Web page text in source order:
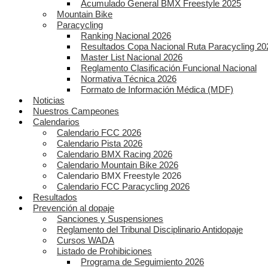
Acumulado General BMX Freestyle 2025
Mountain Bike
Paracycling
Ranking Nacional 2026
Resultados Copa Nacional Ruta Paracycling
Master List Nacional 2026
Reglamento Clasificación Funcional Nacional
Normativa Técnica 2026
Formato de Información Médica (MDF)
Noticias
Nuestros Campeones
Calendarios
Calendario FCC 2026
Calendario Pista 2026
Calendario BMX Racing 2026
Calendario Mountain Bike 2026
Calendario BMX Freestyle 2026
Calendario FCC Paracycling 2026
Resultados
Prevención al dopaje
Sanciones y Suspensiones
Reglamento del Tribunal Disciplinario Antidopaje
Cursos WADA
Listado de Prohibiciones
Programa de Seguimiento 2026